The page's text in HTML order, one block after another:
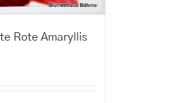
Rote Amaryllis